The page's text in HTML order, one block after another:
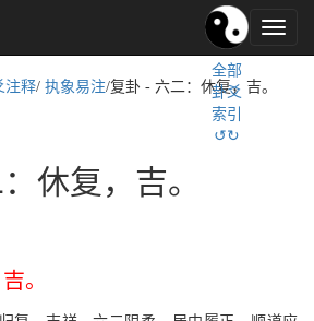
易
经
全部
卦爻
索引
↺↻
注释/ 执象易注/复卦 - 六二：休复，吉。
休复，吉。
。